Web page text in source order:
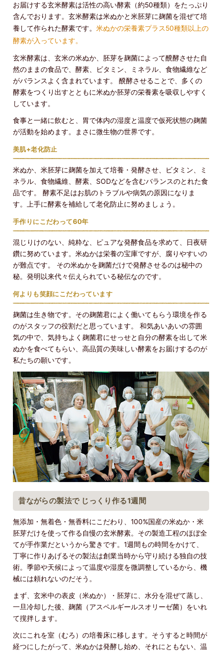
お届けする玄米酵素は活性の高い酵素（約50種類）をたっぷり
含んでおります。玄米酵素は米ぬかと米胚芽に麹菌を混ぜて培
養して作られた酵素です。米ぬかの栄養素プラス50種類以上の
酵素が入っています。
玄米酵素は、玄米の米ぬか、胚芽を麹菌によって醗酵させた自
然のままの食品で、酵素、ビタミン、ミネラル、食物繊維など
がバランスよく含まれています。 醗酵させることで、多くの
酵素をつくり出すとともに米ぬか胚芽の栄養素を吸収しやすく
しています。
食事と一緒に飲むと、胃で体内の湿度と温度で仮死状態の麹菌
が活動を始めます。まさに微生物の世界です。
美肌+老化防止
米ぬか、米胚芽に麹菌を加えて培養・発酵させ、ビタミン、ミ
ネラル、食物繊維、酵素、SODなどを含むバランスのとれた食
品です。 酵素不足はお肌のトラブルや病気の原因になりま
す。上手に酵素を補給して老化防止に努めましょう。
手作りにこだわって60年
混じりけのない、純粋な、ピュアな発酵食品を求めて、日夜研
鑽に努めています。米ぬかは栄養の宝庫ですが、腐りやすいの
が難点です。 その米ぬかを麹菌だけで発酵させるのは秘中の
秘。発明以来代々伝えられている秘伝なのです。
何よりも笑顔にこだわっています
麹菌は生き物です。その麹菌君によく働いてもらう環境を作る
のがスタッフの役割だと思っています。 和気あいあいの雰囲
気の中で、気持ちよく麹菌君にせっせと自分の酵素を出して米
ぬかを食べてもらい、高品質の美味しい酵素をお届けするのが
私たちの願いです。
昔ながらの製法で じっくり作る1週間
無添加・無着色・無香料にこだわり、100%国産の米ぬか・米
胚芽だけを使って作る自慢の玄米酵素。その製造工程のほぼ全
てが手作業だというから驚きです。1週間もの時間をかけて、
丁寧に作りあげるその製法は創業当時から守り続ける独自の技
術。季節や天候によって温度や湿度を微調整しているから、機
械には頼れないのだそう。
まず、玄米中の表皮（米ぬか）・胚芽に、水分を混ぜて蒸し、
一旦冷却した後、麹菌（アスペルギールスオリーゼ菌）をいれ
て撹拌します。
次にこれを室（むろ）の培養床に移します。そうすると時間が
経つにしたがって、米ぬかは発酵し始め、それにともない、温